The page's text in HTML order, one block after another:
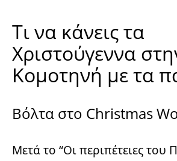
Τι να κάνεις τα
Χριστούγεννα
Κομοτηνή με τα
Βόλτα στο Christmas
Μετά το “Οι περιπέτειες του